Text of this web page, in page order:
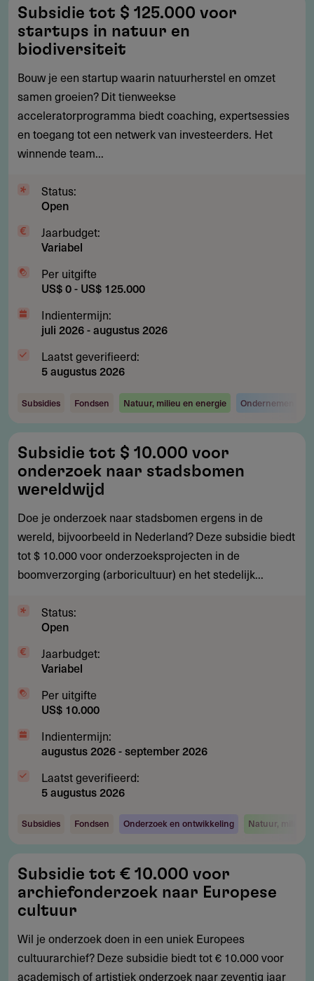
tot
$
125.000
voor
startups
in
natuur
en
Subsidie tot $ 125.000 voor
startups in natuur en
biodiversiteit
Bouw je een startup waarin natuurherstel en omzet
samen groeien? Dit tienweekse
acceleratorprogramma biedt coaching, expertsessies
en toegang tot een netwerk van investeerders. Het
winnende team...
Status:
Open
Jaarbudget:
Variabel
Per uitgifte
US$ 0 - US$ 125.000
Indientermijn:
juli 2026-augustus 2026
Laatst geverifieerd:
5 augustus 2026
Subsidies Fondsen Natuur, milieu en energie Ondernemen en
tot
$
10.000
voor
onderzoek
naar
stadsbomen
Subsidie tot $ 10.000 voor
onderzoek naar stadsbomen
wereldwijd
Doe je onderzoek naar stadsbomen ergens in de
wereld, bijvoorbeeld in Nederland? Deze subsidie biedt
tot $ 10.000 voor onderzoeksprojecten in de
boomverzorging (arboricultuur) en het stedelijk...
Status:
Open
Jaarbudget:
Variabel
Per uitgifte
US$ 10.000
Indientermijn:
augustus 2026-september 2026
Laatst geverifieerd:
5 augustus 2026
Subsidies Fondsen Onderzoek en ontwikkeling Natuur, milieu
tot
€
10.000
voor
archiefonderzoek
naar
Subsidie tot € 10.000 voor
archiefonderzoek naar Europese
cultuur
Wil je onderzoek doen in een uniek Europees
cultuurarchief? Deze subsidie biedt tot € 10.000 voor
academisch of artistiek onderzoek naar zeventig jaar